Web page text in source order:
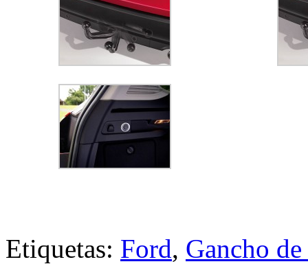
Etiquetas: Ford, Gancho